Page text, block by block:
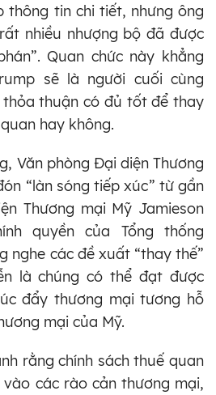
thông tin chi tiết, nhưng ông
nhiều nhượng bộ đã được
Quan chức này khẳng
sẽ là người cuối cùng
thuận có đủ tốt để thay
hay không.
Văn phòng Đại diện Thương
“làn sóng tiếp xúc” từ gần
Thương mại Mỹ Jamieson
quyền của Tổng thống
nghe các đề xuất “thay thế”
là chúng có thể đạt được
đẩy thương mại tương hỗ
mại của Mỹ.
rằng chính sách thuế quan
các rào cản thương mại,